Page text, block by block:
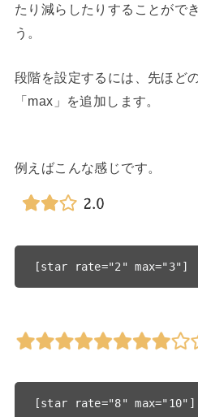
たり減らしたりすることがで
う。
段階を設定するには、先ほど
「max」を追加します。
例えばこんな感じです。